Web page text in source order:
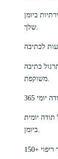
היצירתיות ביומן
לכתיבה
כתיבה
יומי
יומית
ביומן.
ריפוי